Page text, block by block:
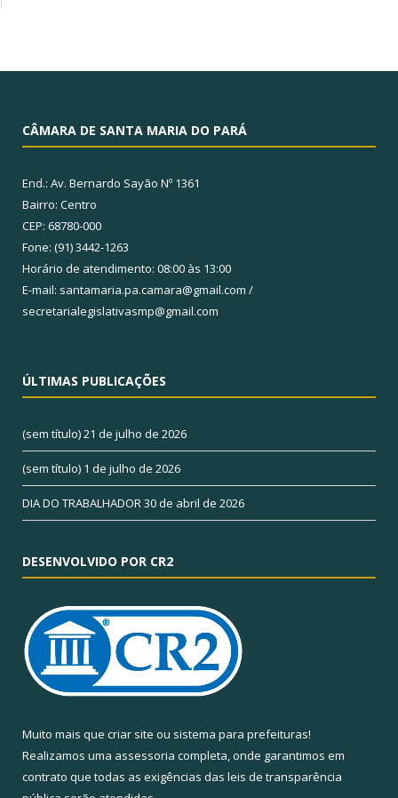
CÂMARA DE SANTA MARIA DO PARÁ
End.: Av. Bernardo Sayão Nº 1361
Bairro: Centro
CEP: 68780-000
Fone: (91) 3442-1263
Horário de atendimento: 08:00 às 13:00
E-mail: santamaria.pa.camara@gmail.com /
secretarialegislativasmp@gmail.com
ÚLTIMAS PUBLICAÇÕES
(sem título)21 de julho de 2026
(sem título) 1 de julho de 2026
DIA DO TRABALHADOR30 de abril de 2026
DESENVOLVIDO POR CR2
Muito mais que criar site ou sistema para prefeituras!
Realizamos uma assessoria completa, onde garantimos em
contrato que todas as exigências das leis de transparência